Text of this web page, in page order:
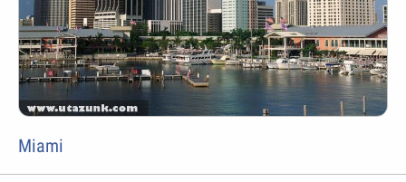
Miami